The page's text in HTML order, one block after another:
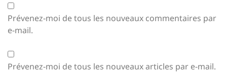
Prévenez-moi de tous les nouveaux commentaires par
e-mail.
Prévenez-moi de tous les nouveaux articles par e-mail.